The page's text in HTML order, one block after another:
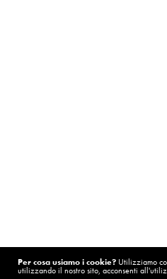
Per cosa usiamo i cookie? Utilizziamo
utilizzando il nostro sito, acconsenti